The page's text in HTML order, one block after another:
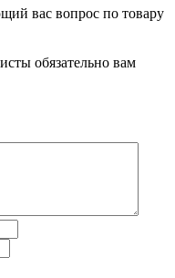
вас вопрос по товару
обязательно вам